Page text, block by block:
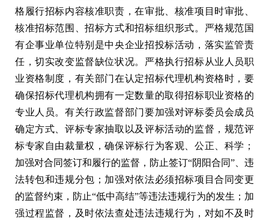
格履行招标内容核准职责，在审批、核准项目时审批、
核准招标范围、招标方式和招标组织形式。严格规范国
有企事业单位特别是中央企业招投标活动，落实监管责
任，切实改变监督缺位状况。严格执行招标从业人员职
业资格制度，有关部门在认定招标代理机构资格时，要
确保招标代理机构拥有一定数量的取得招标职业资格的
专业人员。有关行政监督部门要加强对评标委员会成员
确定方式、评标专家抽取以及评标活动的监督，规范评
标专家自由裁量权，确保评标行为客观、公正、科学；
加强对合同签订和履行的监督，防止签订“阴阳合同”、违
法转包和违规分包；加强对依法必须招标项目合同变更
的监督约束，防止“低中高结”等违法违规行为的发生；加
强过程监督，及时依法查处违法违规行为，对如不及时